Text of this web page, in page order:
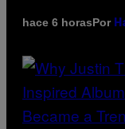
hace 6 horasPor